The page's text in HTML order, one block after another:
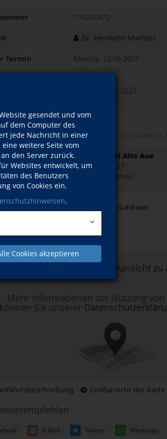
gesendet und vom
dem Computer des
jede Nachricht in einer
weitere Seite vom
den Server zurück.
Websites entwickelt, um
des Benutzers
von Cookies ein.
.
Cookies akzeptieren
110240472
Dr. Hermann Martens
Termin Montag, 23.08.2027
13:00–17:00 Uhr
Freitag, 27.08.2027
670,00 EUR
inkl. Ü/VP/EZ, zzgl. Kurtaxe ca.
Landhotel Alte Aue
Marktstr. 17
38707 Altenau
Termine als iCal-Datei
Hier klicken, um Kartenansicht zu
Mehr Informationen zur Nutzung von
können Sie unserer
Großansicht der
E-Mail Twitter Whatsapp